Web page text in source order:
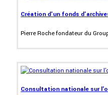
Création d'un fonds
Pierre Roche fondateur du
Consultation nationale sur